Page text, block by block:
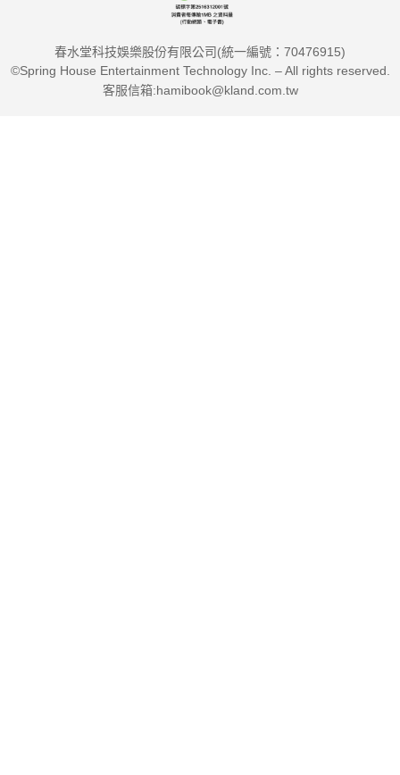
春水堂科技娛樂股份有限公司(統一編號：70476915)
©Spring House Entertainment Technology Inc. – All rights reserved.
客服信箱:hamibook@kland.com.tw